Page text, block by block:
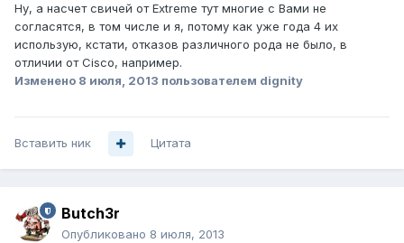
Ну, а насчет свичей от Extreme тут многие с Вами не
согласятся, в том числе и я, потому как уже года 4 их
использую, кстати, отказов различного рода не было, в
отличии от Cisco, например.
Изменено 8 июля, 2013 пользователем dignity
Вставить ник Цитата
Butch3r
Опубликовано 8 июля, 2013